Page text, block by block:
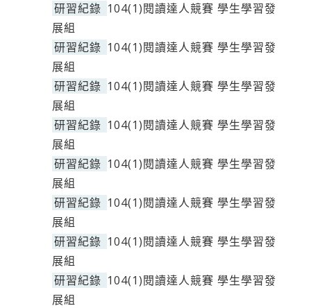
研習紀錄 104(1)閱讀達人競賽 學生學習發
展組
研習紀錄 104(1)閱讀達人競賽 學生學習發
展組
研習紀錄 104(1)閱讀達人競賽 學生學習發
展組
研習紀錄 104(1)閱讀達人競賽 學生學習發
展組
研習紀錄 104(1)閱讀達人競賽 學生學習發
展組
研習紀錄 104(1)閱讀達人競賽 學生學習發
展組
研習紀錄 104(1)閱讀達人競賽 學生學習發
展組
研習紀錄 104(1)閱讀達人競賽 學生學習發
展組